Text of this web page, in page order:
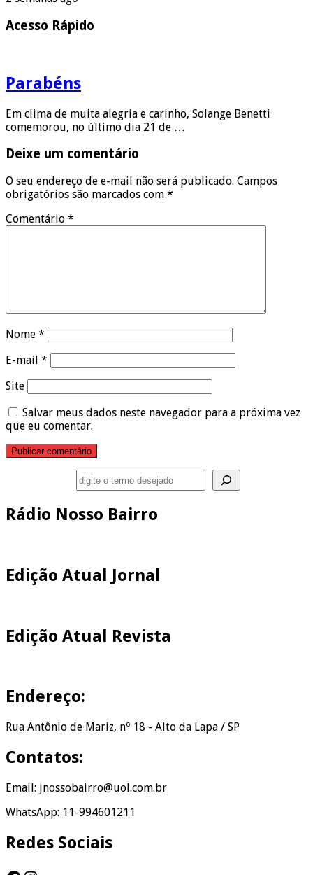
Acesso Rápido
Parabéns
Em clima de muita alegria e carinho, Solange Benetti
comemorou, no último dia 21 de …
Deixe um comentário
O seu endereço de e-mail não será publicado. Campos
obrigatórios são marcados com *
Comentário *
Nome *
E-mail *
Site
Salvar meus dados neste navegador para a próxima vez
que eu comentar.
Rádio Nosso Bairro
Edição Atual Jornal
Edição Atual Revista
Endereço:
Rua Antônio de Mariz, nº 18 - Alto da Lapa / SP
Contatos:
Email: jnossobairro@uol.com.br
WhatsApp: 11-994601211
Redes Sociais